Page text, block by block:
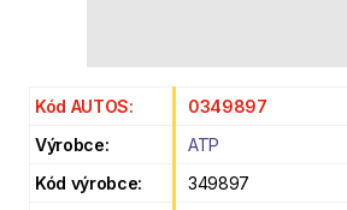
Kód AUTOS:
0349897
Výrobce:
ATP
Kód výrobce:
349897